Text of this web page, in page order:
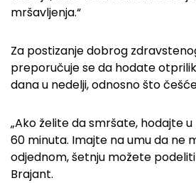
mršavljenja.“
Za postizanje dobrog
preporučuje se da hodate
dana u nedelji, odnosno što
„Ako želite da smršate, hodajte
60 minuta. Imajte na umu da ne
odjednom, šetnju možete
Brajant.